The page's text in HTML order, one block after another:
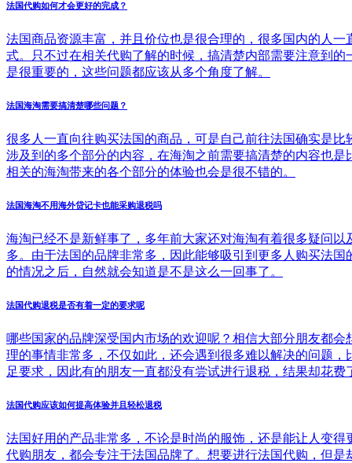
法国代购如何才会更好的完成？
法国商品资源丰富，并且价位也是很合理的，很多国内的人
式。只不过在相关代购了解的时候，搞清楚内部需要注意到
是很重要的，这些问题都应该从多个角度了解。
法国海淘需要搞清楚哪些问题？
很多人一直向往购买法国的商品，可是自己前往法国确实是
涉及到的多个部分的内容，在海淘之前需要搞清楚的内容也
相关的海淘带来的各个部分的体验也会是很不错的。
法国海淘不用海外贷记卡也能采购退税吗
海淘已经不是新鲜事了，多年前大家还对海淘有着很多疑问
多。由于法国的品牌非常多，因此能够吸引到更多人购买法
的情况之后，自然就会知道是不是这么一回事了。
法国代购退税是否有着一定的要求呢
哪些国家的品牌深受国内市场的欢迎呢？相信大部分朋友都
理的事情非常多，不仅如此，还会遇到很多难以解决的问题
足要求，因此有的朋友一直都没有尝试进行退税，结果却花
法国代购应该如何提高体验并且轻松退税
法国好用的产品非常多，不论是时尚的服饰，还是能让人变
代购朋友，都会专注于法国品牌了。想要进行法国代购，但